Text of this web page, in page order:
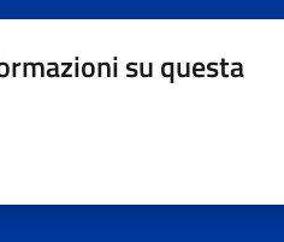
su questa